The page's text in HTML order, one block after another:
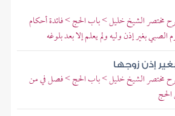
مختصر الشيخ خليل > باب الحج > فائدة أحكام
بغير إذن وليه ولم يعلم إلا بعد بلوغه
إذن زوجها
مختصر الشيخ خليل > باب الحج > فصل في من